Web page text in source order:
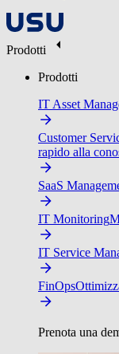
Prodotti
Prodotti
IT Asset
Customer
rapido alla
SaaS
IT Monitoring
IT Service
FinOps
Prenota una